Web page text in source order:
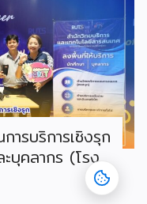
ารบริการเชิงรุก
บุคลากร (โรง